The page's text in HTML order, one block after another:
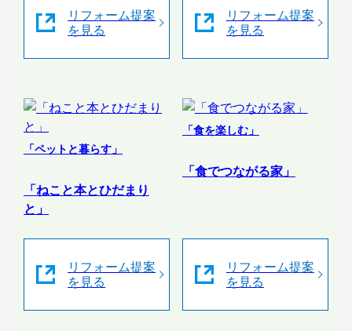
リフォーム提案
を見る
リフォーム提案
を見る
「ペットと暮らす」
「ねこと本とひだまり
と」
リフォーム提案
を見る
「食を楽しむ」
「食でつながる家」
リフォーム提案
を見る